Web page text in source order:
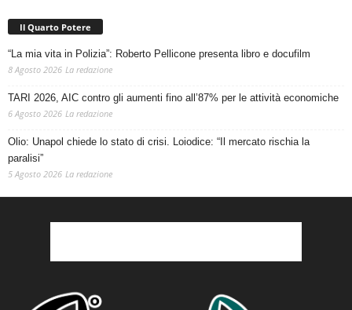
Il Quarto Potere
“La mia vita in Polizia”: Roberto Pellicone presenta libro e docufilm
8 Agosto 2026 La redazione
TARI 2026, AIC contro gli aumenti fino all’87% per le attività economiche
6 Agosto 2026 La redazione
Olio: Unapol chiede lo stato di crisi. Loiodice: “Il mercato rischia la
paralisi”
5 Agosto 2026 La redazione